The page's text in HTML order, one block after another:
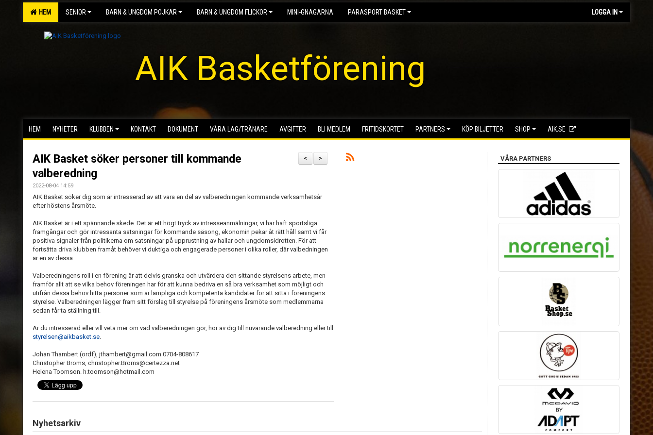
HEM SENIOR BARN & UNGDOM POJKAR BARN & UNGDOM FLICKOR MINI-GNAGARNA PARASPORT BASKET LOGGA IN
AIK Basketförening
HEM NYHETER KLUBBEN KONTAKT DOKUMENT VÅRA LAG/TRÄNARE AVGIFTER BLI MEDLEM FRITIDSKORTET PARTNERS KÖP BILJETTER SHOP AIK.SE
>
<
AIK Basket söker personer till kommande
valberedning
2022-08-04 14:59
AIK Basket söker dig som är intresserad av att vara en del av valberedningen kommande verksamhetsår
efter höstens årsmöte.
AIK Basket är i ett spännande skede. Det är ett högt tryck av intresseanmälningar, vi har haft sportsliga
framgångar och gör intressanta satsningar för kommande säsong, ekonomin pekar åt rätt håll samt vi får
positiva signaler från politikerna om satsningar på upprustning av hallar och ungdomsidrotten. För att
fortsätta driva klubben framåt behöver vi duktiga och engagerade personer i olika roller, där valbedningen
är en av dessa.
Valberedningens roll i en förening är att delvis granska och utvärdera den sittande styrelsens arbete, men
framför allt att se vilka behov föreningen har för att kunna bedriva en så bra verksamhet som möjligt och
utifrån dessa behov hitta personer som är lämpliga och kompetenta kandidater för att sitta i föreningens
styrelse. Valberedningen lägger fram sitt förslag till styrelse på föreningens årsmöte som medlemmarna
sedan får ta ställning till.
Är du intresserad eller vill veta mer om vad valberedningen gör, hör av dig till nuvarande valberedning eller till
styrelsen@aikbasket.se.
Johan Thambert (ordf), jthambert@gmail.com 0704-808617
Christopher Broms, christopher.Broms@certezza.net
Helena Toomson. h.toomson@hotmail.com
Nyhetsarkiv
VÅRA PARTNERS